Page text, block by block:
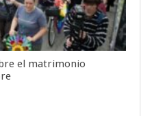
el matrimonio